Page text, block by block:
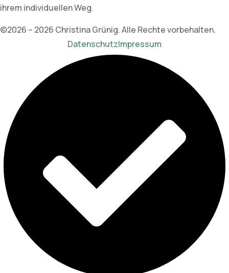
ihrem individuellen Weg.
©2026 – 2026 Christina Grünig. Alle Rechte vorbehalten.
DatenschutzImpressum